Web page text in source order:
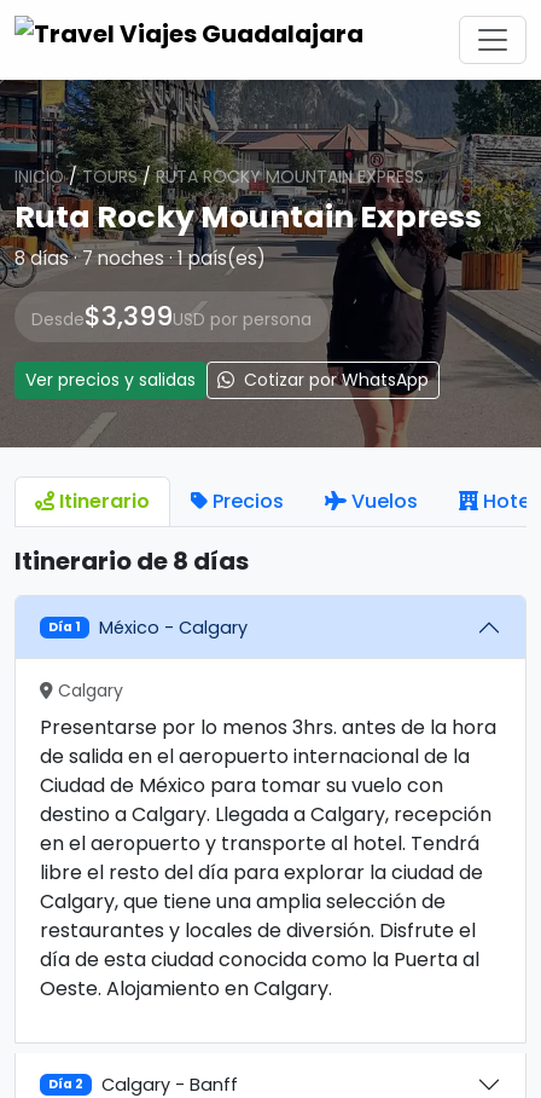
INICIO/TOURS/RUTA ROCKY MOUNTAIN EXPRESS
Ruta Rocky Mountain Express
8 días · 7 noches · 1 país(es)
Desde$3,399USD por persona
Ver precios y salidas Cotizar por WhatsApp
Itinerario Precios Vuelos
Itinerario de 8 días
Día 1 México - Calgary
Calgary
Presentarse por lo menos 3hrs. antes de la hora
de salida en el aeropuerto internacional de la
Ciudad de México para tomar su vuelo con
destino a Calgary. Llegada a Calgary, recepción
en el aeropuerto y transporte al hotel. Tendrá
libre el resto del día para explorar la ciudad de
Calgary, que tiene una amplia selección de
restaurantes y locales de diversión. Disfrute el
día de esta ciudad conocida como la Puerta al
Oeste. Alojamiento en Calgary.
Día 2 Calgary - Banff